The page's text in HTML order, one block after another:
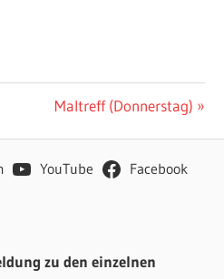
Nächster
Maltreff (Donnerstag)
YouTube Facebook
zu den einzelnen